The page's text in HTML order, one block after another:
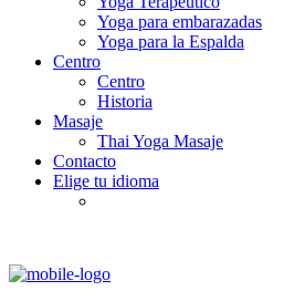
Yoga para embarazadas
Yoga para la Espalda
Centro
Centro
Historia
Masaje
Thai Yoga Masaje
Contacto
Elige tu idioma